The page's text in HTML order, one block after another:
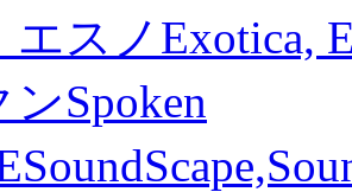
エスノ Exotica,
ンSpoken